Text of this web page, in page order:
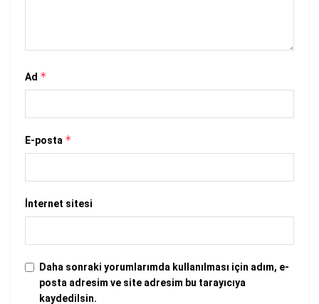
Ad *
E-posta *
İnternet sitesi
Daha sonraki yorumlarımda kullanılması için adım, e-
posta adresim ve site adresim bu tarayıcıya
kaydedilsin.